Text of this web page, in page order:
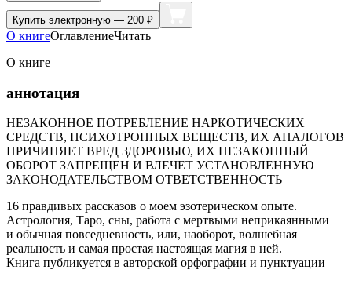
Купить электронную — 200 ₽
О книгеОглавлениеЧитать
О книге
аннотация
НЕЗАКОННОЕ ПОТРЕБЛЕНИЕ НАРКОТИЧЕСКИХ
СРЕДСТВ, ПСИХОТРОПНЫХ ВЕЩЕСТВ, ИХ АНАЛОГОВ
ПРИЧИНЯЕТ ВРЕД ЗДОРОВЬЮ, ИХ НЕЗАКОННЫЙ
ОБОРОТ ЗАПРЕЩЕН И ВЛЕЧЕТ УСТАНОВЛЕННУЮ
ЗАКОНОДАТЕЛЬСТВОМ ОТВЕТСТВЕННОСТЬ
16 правдивых рассказов о моем эзотерическом опыте.
Астрология, Таро, сны, работа с мертвыми неприкаянными
и обычная повседневность, или, наоборот, волшебная
реальность и самая простая настоящая магия в ней.
Книга публикуется в авторской орфографии и пунктуации